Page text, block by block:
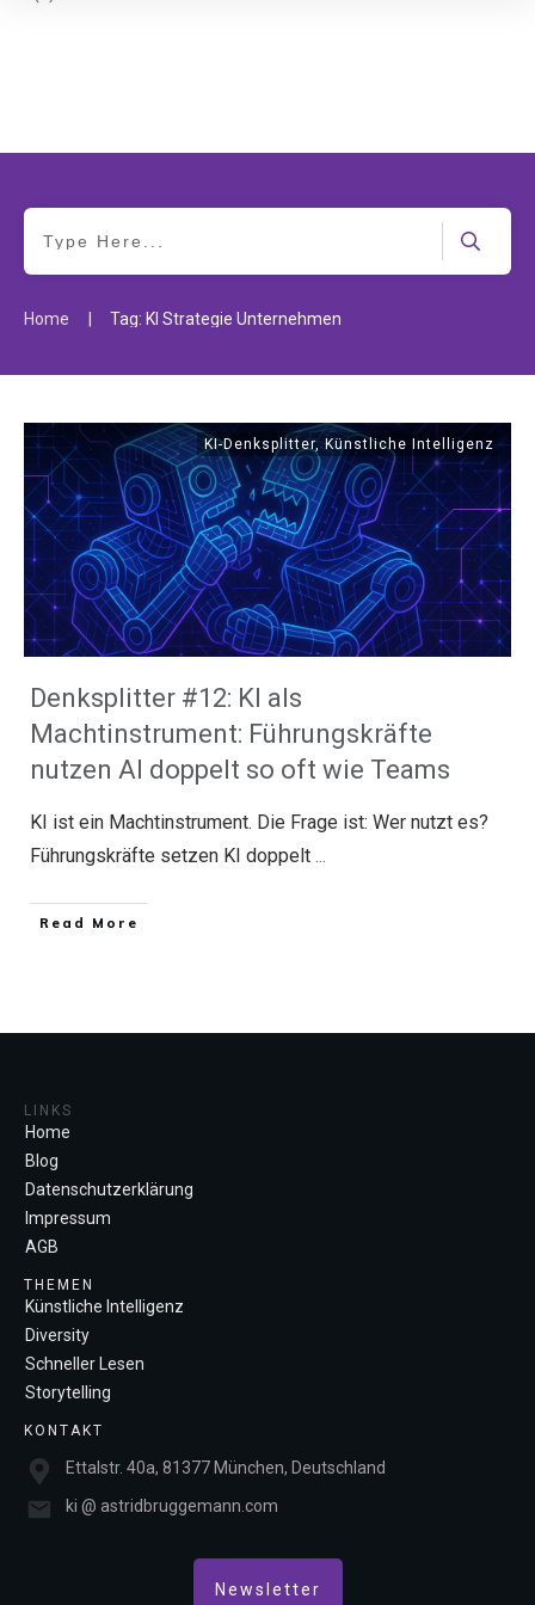
Home | Tag: KI Strategie Unternehmen
KI-Denksplitter,Künstliche Intelligenz
Denksplitter #12: KI als
Machtinstrument: Führungskräfte
nutzen AI doppelt so oft wie Teams
KI ist ein Machtinstrument. Die Frage ist: Wer nutzt es?
Führungskräfte setzen KI doppelt ...
​Read More
LINKS
Home
Blog
Datenschutzerklärung
Impressum
AGB
THEMEN
Künstliche Intelligenz
Diversity
Schneller Lesen
Storytelling
KONTAKT
Ettalstr. 40a, 81377 München, Deutschland
ki @ astridbruggemann.com
Newsletter